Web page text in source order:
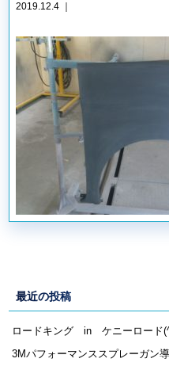
2019.12.4 ｜
最近の投稿
ロードキング in ケニーロード
3Mパフォーマンススプレーガン